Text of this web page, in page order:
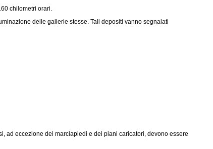
chilometri orari.
delle gallerie stesse. Tali depositi vanno segnalati
ad eccezione dei marciapiedi e dei piani caricatori, devono essere